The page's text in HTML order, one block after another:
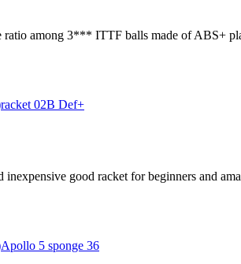
ratio among 3*** ITTF balls made of ABS+
racket 02B Def+
inexpensive good racket for beginners and
Apollo 5 sponge 36